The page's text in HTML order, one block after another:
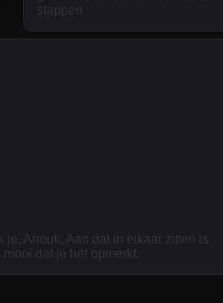
stappen.
je, Anouk. Aan dat in elkaar zitten is
dat je het opmerkt.